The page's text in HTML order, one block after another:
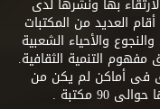
بها ونشرها لدى
العديد من المكتبات
والأحياء الشعبية
التنمية الثقافية.
فى أماكن لم يكن من
90 مكتبة .